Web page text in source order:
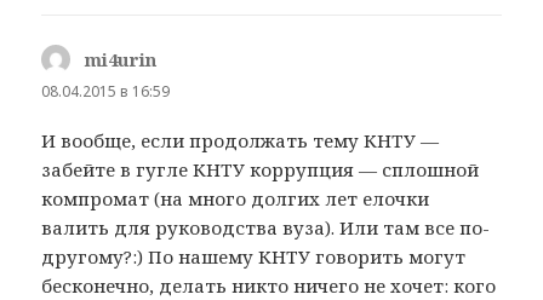
mi4urin
08.04.2015 в 16:59
И вообще, если продолжать тему КНТУ —
забейте в гугле КНТУ коррупция — сплошной
компромат (на много долгих лет елочки
валить для руководства вуза). Или там все по-
другому?:) По нашему КНТУ говорить могут
бесконечно, делать никто ничего не хочет: кого